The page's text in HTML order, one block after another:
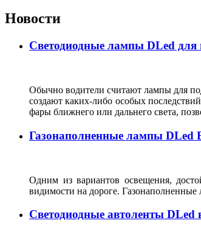
Новости
Светодиодные лампы DLed для
Обычно водители считают лампы для
создают каких-либо особых
фары ближнего или дальнего света,
Газонаполненные лампы DLed
Одним из вариантов освещения,
видимости на дороге.
Светодиодные автоленты DLed